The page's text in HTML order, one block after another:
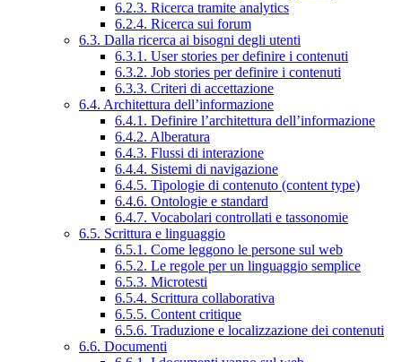
6.2.3. Ricerca tramite analytics
6.2.4. Ricerca sui forum
6.3. Dalla ricerca ai bisogni degli utenti
6.3.1. User stories per definire i contenuti
6.3.2. Job stories per definire i contenuti
6.3.3. Criteri di accettazione
6.4. Architettura dell’informazione
6.4.1. Definire l’architettura dell’informazione
6.4.2. Alberatura
6.4.3. Flussi di interazione
6.4.4. Sistemi di navigazione
6.4.5. Tipologie di contenuto (content type)
6.4.6. Ontologie e standard
6.4.7. Vocabolari controllati e tassonomie
6.5. Scrittura e linguaggio
6.5.1. Come leggono le persone sul web
6.5.2. Le regole per un linguaggio semplice
6.5.3. Microtesti
6.5.4. Scrittura collaborativa
6.5.5. Content critique
6.5.6. Traduzione e localizzazione dei contenuti
6.6. Documenti